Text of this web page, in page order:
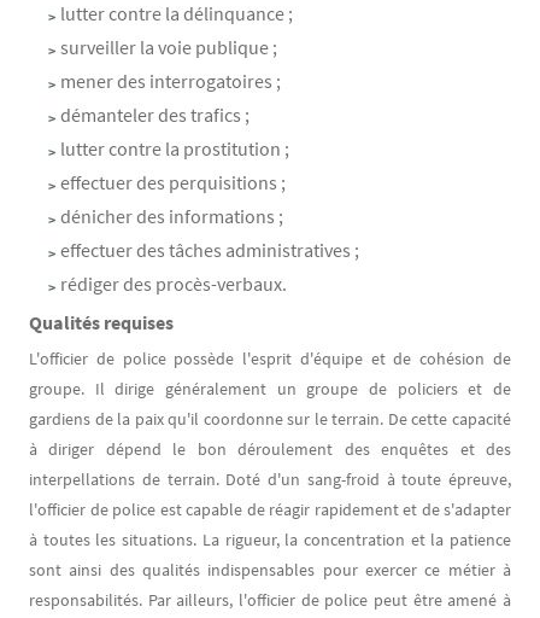
lutter contre la délinquance ;
surveiller la voie publique ;
mener des interrogatoires ;
démanteler des trafics ;
lutter contre la prostitution ;
effectuer des perquisitions ;
dénicher des informations ;
effectuer des tâches administratives ;
rédiger des procès-verbaux.
Qualités requises
L'officier de police possède l'esprit d'équipe et de cohésion de
groupe. Il dirige généralement un groupe de policiers et de
gardiens de la paix qu'il coordonne sur le terrain. De cette capacité
à diriger dépend le bon déroulement des enquêtes et des
interpellations de terrain. Doté d'un sang-froid à toute épreuve,
l'officier de police est capable de réagir rapidement et de s'adapter
à toutes les situations. La rigueur, la concentration et la patience
sont ainsi des qualités indispensables pour exercer ce métier à
responsabilités. Par ailleurs, l'officier de police peut être amené à